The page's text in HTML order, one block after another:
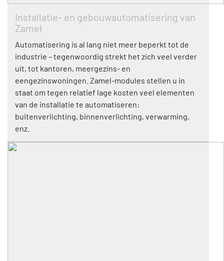
Installatie- en gebouwautomatisering van
Zamel
Automatisering is al lang niet meer beperkt tot de
industrie – tegenwoordig strekt het zich veel verder
uit, tot kantoren, meergezins- en
eengezinswoningen. Zamel-modules stellen u in
staat om tegen relatief lage kosten veel elementen
van de installatie te automatiseren:
buitenverlichting, binnenverlichting, verwarming,
enz.